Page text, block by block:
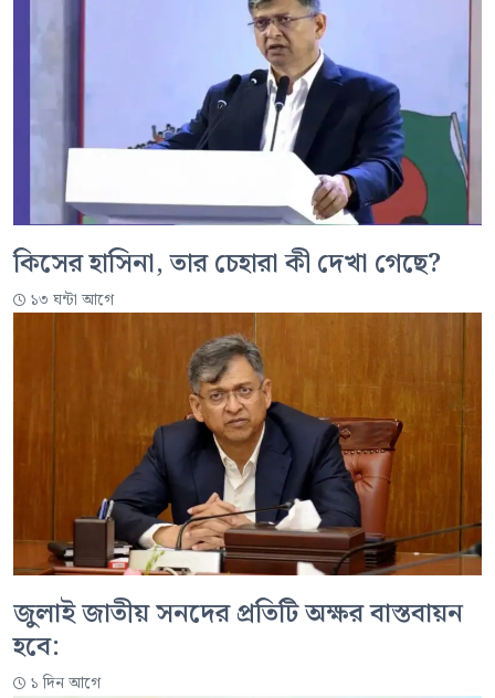
কিসের হাসিনা, তার চেহারা কী দেখা গেছে?
১৩ ঘন্টা আগে
জুলাই জাতীয় সনদের প্রতিটি অক্ষর বাস্তবায়ন
হবে:
১ দিন আগে